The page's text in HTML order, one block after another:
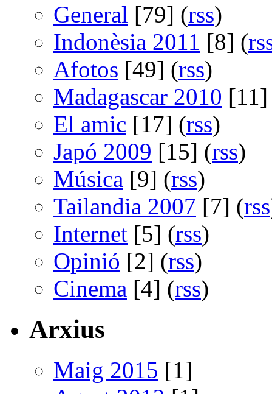
General [79] (rss)
Indonèsia 2011 [8] (
Afotos [49] (rss)
Madagascar 2010
El amic [17] (rss)
Japó 2009 [15] (rss)
Música [9] (rss)
Tailandia 2007 [7] (rss
Internet [5] (rss)
Opinió [2] (rss)
Cinema [4] (rss)
Arxius
Maig 2015 [1]